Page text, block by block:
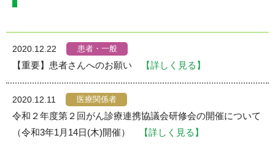
2020.12.22 患者・一般
【重要】患者さんへのお願い 【詳しく見る】
2020.12.11 医療関係者
令和２年度第２回がん診療連携協議会研修会の開催について
（令和3年1月14日(木)開催）
【詳しく見る】